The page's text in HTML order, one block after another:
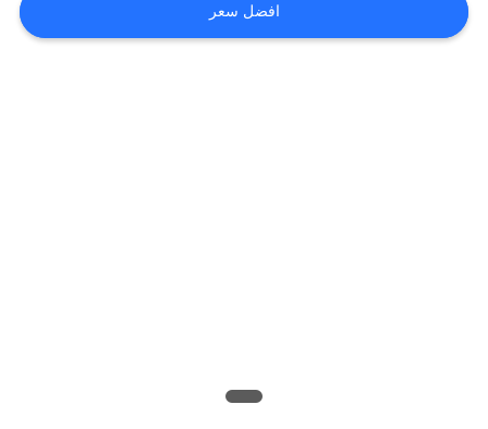
بنا
افضل سعر